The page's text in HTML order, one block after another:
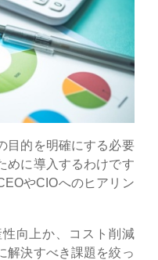
目的を明確にする必要
めに導入するわけです
やCIOへのヒアリン
向上か、コスト削減
解決すべき課題を絞っ